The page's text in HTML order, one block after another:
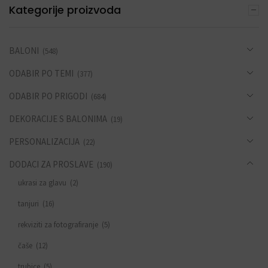
Kategorije proizvoda
BALONI (548)
ODABIR PO TEMI (377)
ODABIR PO PRIGODI (684)
DEKORACIJE S BALONIMA (19)
PERSONALIZACIJA (22)
DODACI ZA PROSLAVE (190)
ukrasi za glavu (2)
tanjuri (16)
rekviziti za fotografiranje (5)
čaše (12)